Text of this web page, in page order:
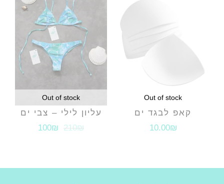
Out of stock
קאפ לבגד ים
10.00₪
Out of stock
עליון לילי – צבי ים
210₪
100₪